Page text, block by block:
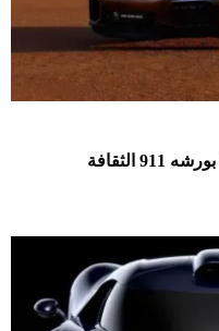
نسخة وحيدة من نوعها.. كيف جسدت بورشه 911 الثقافة